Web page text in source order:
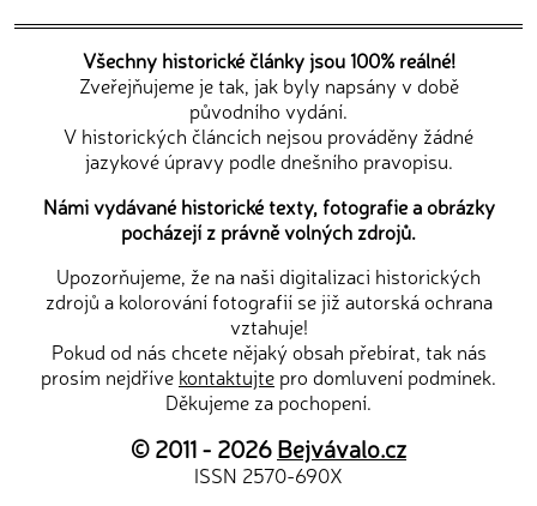
Všechny historické články jsou 100% reálné!
Zveřejňujeme je tak, jak byly napsány v době
původního vydání.
V historických článcích nejsou prováděny žádné
jazykové úpravy podle dnešního pravopisu.
Námi vydávané historické texty, fotografie a obrázky
pocházejí z právně volných zdrojů.
Upozorňujeme, že na naši digitalizaci historických
zdrojů a kolorování fotografií se již autorská ochrana
vztahuje!
Pokud od nás chcete nějaký obsah přebírat, tak nás
prosím nejdříve kontaktujte pro domluvení podmínek.
Děkujeme za pochopení.
© 2011 - 2026Bejvávalo.cz
ISSN 2570-690X